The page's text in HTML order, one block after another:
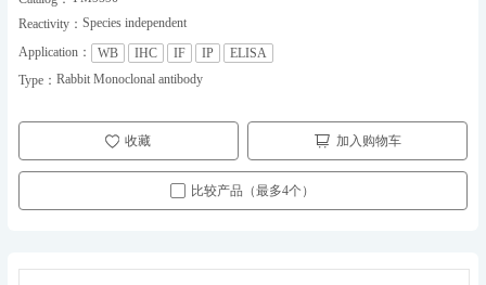
Reactivity： Species independent
Application：
WB IHC IF IP
ELISA
Type： Rabbit Monoclonal antibody
收藏 加入购物车
比较产品（最多4个）